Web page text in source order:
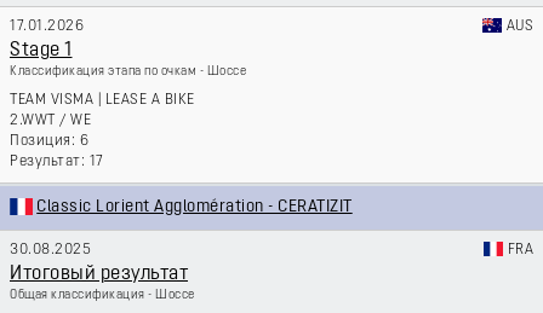
17.01.2026 AUS
Stage 1
Классификация этапа по очкам - Шоссе
TEAM VISMA | LEASE A BIKE
2.WWT / WE
6
17
Classic Lorient Agglomération - CERATIZIT
30.08.2025 FRA
Итоговый результат
Общая классификация - Шоссе